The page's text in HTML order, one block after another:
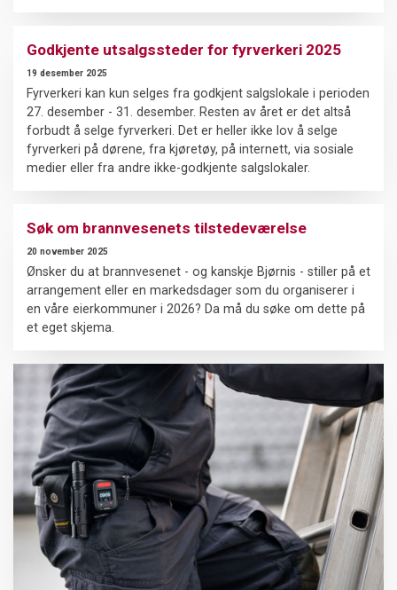
Godkjente utsalgssteder for fyrverkeri 2025
19 desember 2025
Fyrverkeri kan kun selges fra godkjent salgslokale i perioden
27. desember - 31. desember. Resten av året er det altså
forbudt å selge fyrverkeri. Det er heller ikke lov å selge
fyrverkeri på dørene, fra kjøretøy, på internett, via sosiale
medier eller fra andre ikke-godkjente salgslokaler.
Søk om brannvesenets tilstedeværelse
20 november 2025
Ønsker du at brannvesenet - og kanskje Bjørnis - stiller på et
arrangement eller en markedsdager som du organiserer i
en våre eierkommuner i 2026? Da må du søke om dette på
et eget skjema.